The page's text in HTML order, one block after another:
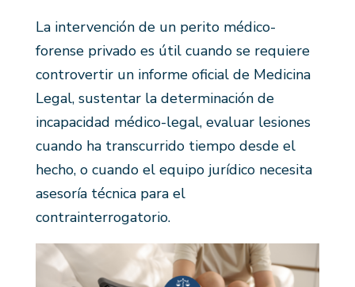
La intervención de un perito médico-
forense privado es útil cuando se requiere
controvertir un informe oficial de Medicina
Legal, sustentar la determinación de
incapacidad médico-legal, evaluar lesiones
cuando ha transcurrido tiempo desde el
hecho, o cuando el equipo jurídico necesita
asesoría técnica para el
contrainterrogatorio.